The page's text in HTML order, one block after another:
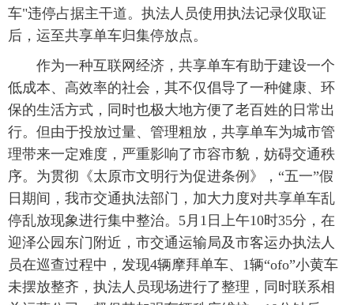
车"违停占据主干道。执法人员使用执法记录仪取证
后，运至共享单车归集停放点。
作为一种互联网经济，共享单车有助于建设一个
低成本、高效率的社会，其不仅倡导了一种健康、环
保的生活方式，同时也极大地方便了老百姓的日常出
行。但由于投放过量、管理粗放，共享单车为城市管
理带来一定难度，严重影响了市容市貌，妨碍交通秩
序。为贯彻《太原市文明行为促进条例》，“五一”假
日期间，我市交通执法部门，加大力度对共享单车乱
停乱放现象进行集中整治。5月1日上午10时35分，在
迎泽公园东门附近，市交通运输局及市客运办执法人
员在巡查过程中，发现4辆摩拜单车、1辆“ofo”小黄车
未摆放整齐，执法人员现场进行了整理，同时联系相